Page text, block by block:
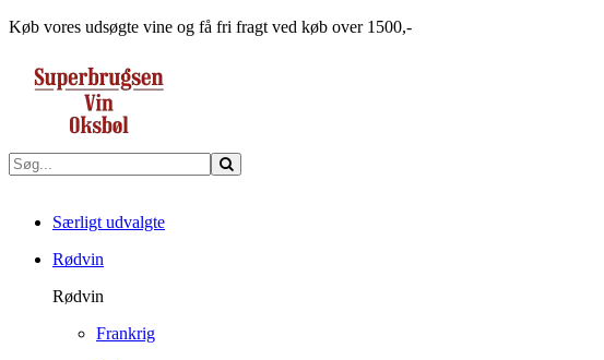
Køb vores udsøgte vine og få fri fragt ved køb over 1500,-
Særligt udvalgte
Rødvin
Rødvin
Frankrig